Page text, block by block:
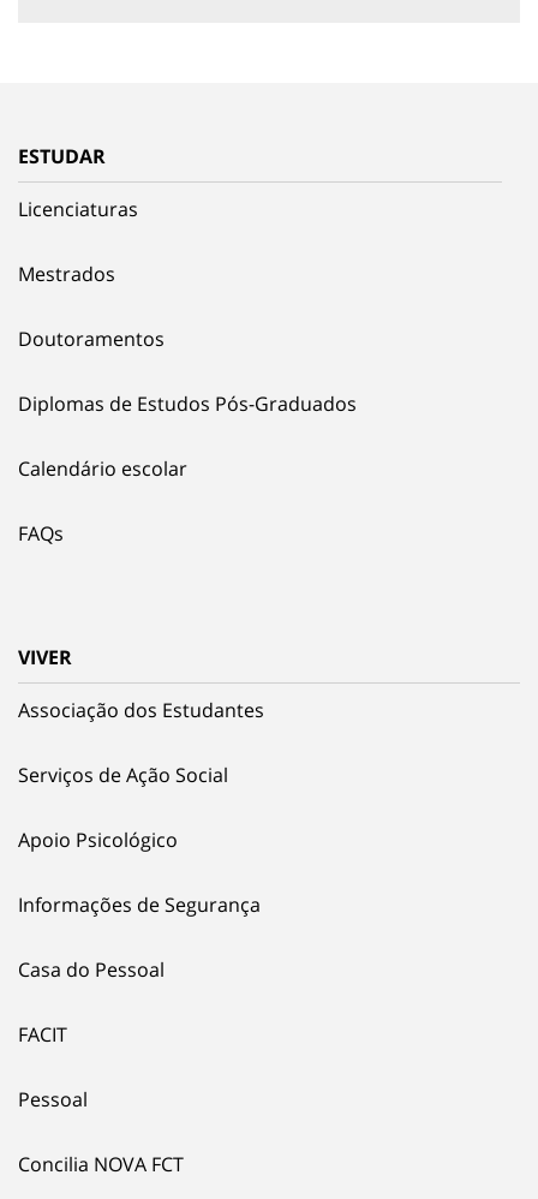
ESTUDAR
Licenciaturas
Mestrados
Doutoramentos
Diplomas de Estudos Pós-Graduados
Calendário escolar
FAQs
VIVER
Associação dos Estudantes
Serviços de Ação Social
Apoio Psicológico
Informações de Segurança
Casa do Pessoal
FACIT
Pessoal
Concilia NOVA FCT